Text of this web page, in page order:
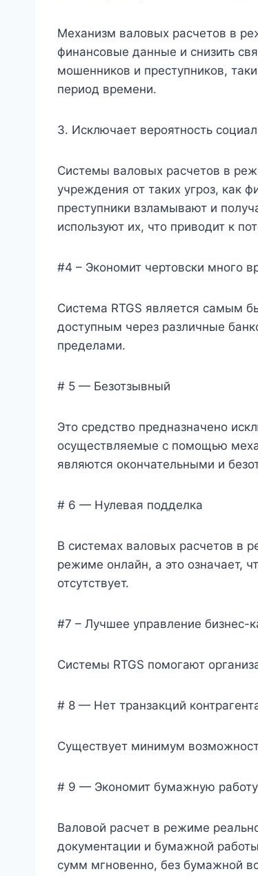
Механизм валовых расчетов в
финансовые данные и снизить
мошенников и преступников,
период времени.
3. Исключает вероятность
Системы валовых расчетов в
учреждения от таких угроз, как
преступники взламывают и
используют их, что приводит к
#4 – Экономит чертовски много
Система RTGS является самым
доступным через различные
пределами.
# 5 — Безотзывный
Это средство предназначено
осуществляемые с помощью
являются окончательными и
# 6 — Нулевая подделка
В системах валовых расчетов в
режиме онлайн, а это означает,
отсутствует.
#7 – Лучшее управление бизнес-
Системы RTGS помогают
# 8 — Нет транзакций
Существует минимум
# 9 — Экономит бумажную работу
Валовой расчет в режиме
документации и бумажной
сумм мгновенно, без бумажной